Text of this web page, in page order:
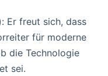
Er freut sich, dass
für moderne
die Technologie
sei.